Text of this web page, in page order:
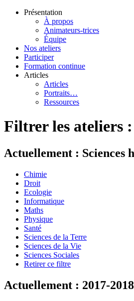
Présentation
À propos
Animateurs-trices
Équipe
Nos ateliers
Participer
Formation continue
Articles
Articles
Portraits…
Ressources
Filtrer les ateliers :
Actuellement : Sciences
Chimie
Droit
Ecologie
Informatique
Maths
Physique
Santé
Sciences de la Terre
Sciences de la Vie
Sciences Sociales
Retirer ce filtre
Actuellement : 2017-2018